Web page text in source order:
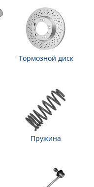
Тормозной диск
Пружина